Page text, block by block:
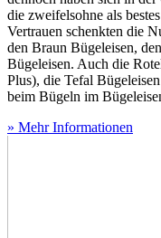
die zweifelsohne als
Vertrauen schenkten die
den Braun Bügeleisen,
Bügeleisen. Auch die
Plus), die Tefal
beim Bügeln im
» Mehr Informationen